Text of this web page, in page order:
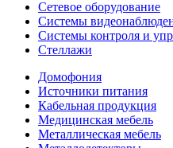
Сетевое оборудование
Системы
Системы контроля и
Стеллажи
Домофония
Источники питания
Кабельная продукция
Медицинская мебель
Металлическая мебель